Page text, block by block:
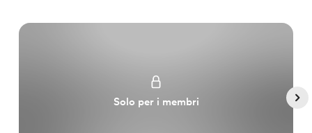
Solo per i membri